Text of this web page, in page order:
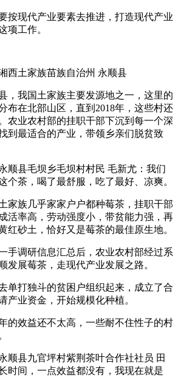
现代产业要素去推进，打造现代产业
项工作。
土家族苗族自治州 永顺县
我国土家族主要发源地之一，这里的
布在北部山区，直到2018年，这些村还
农业农村部的挂职干部下沉到每一个深
到最适合的产业，带领乡亲们脱贫致
县毛坝乡毛坝村村民 毛新尤：我们
个茶，喝了最舒服，吃了最好、凉爽。
族几乎家家户户都种莓茶，挂职干部
活率高，劳动强度小，带贫能力强，再
红砂土，恰好又是莓茶的最佳原生地。
调研信息汇总后，农业农村部经过系
发展莓茶，走现代产业发展之路。
打独斗的贫困户组织起来，成立了合
产业资金，开始规模化种植。
效益还不太高，一些耐不住性子的村
县九官坪村紫荆茶叶合作社社员 田
时间，一点效益都没有，我现在就是